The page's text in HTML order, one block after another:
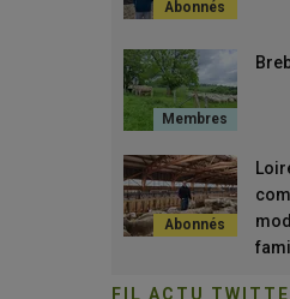
FIL ACTU